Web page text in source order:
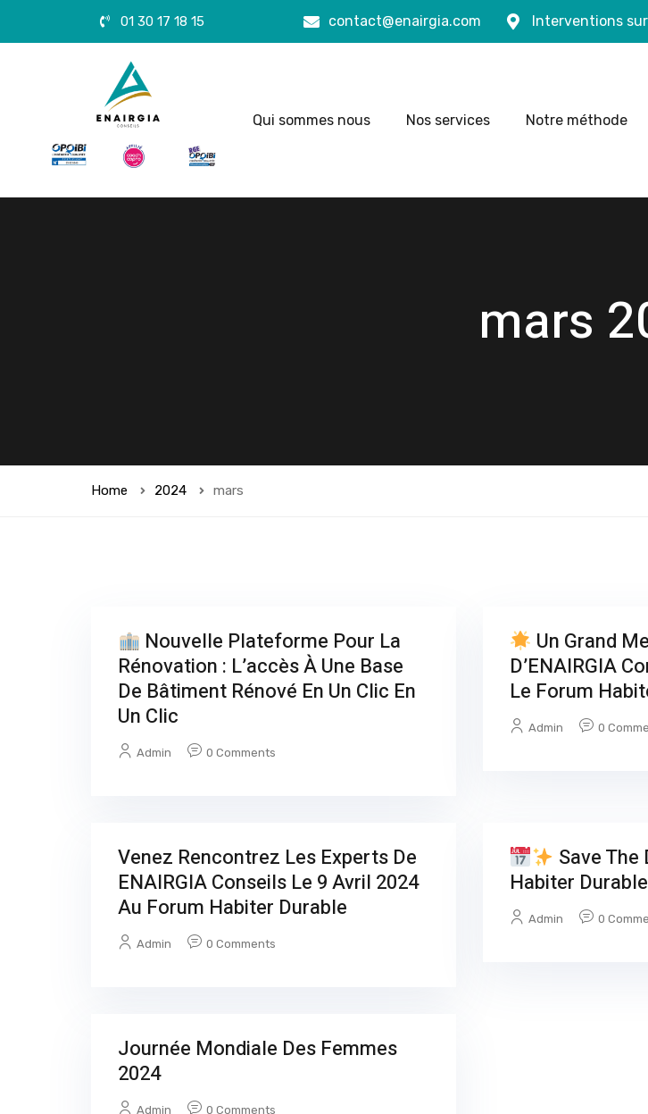
01 30 17 18 15 contact@enairgia.com Interventions
Qui sommes nous Nos services Notre méthode
mars
Home 2024 mars
Nouvelle Plateforme Pour La
Rénovation : L’accès À Une Base
De Bâtiment Rénové En Un Clic En
Un Clic
Admin 0 Comments
Un Grand
D’ENAIRGIA
Le Forum
Admin 0
Venez Rencontrez Les Experts De
ENAIRGIA Conseils Le 9 Avril 2024
Au Forum Habiter Durable
Admin 0 Comments
Save The
Habiter
Admin 0
Journée Mondiale Des Femmes
2024
Admin 0 Comments